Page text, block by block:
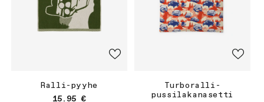
Ralli-pyyhe
Normaalihinta
15.95 €
Turboralli-
pussilakanasetti